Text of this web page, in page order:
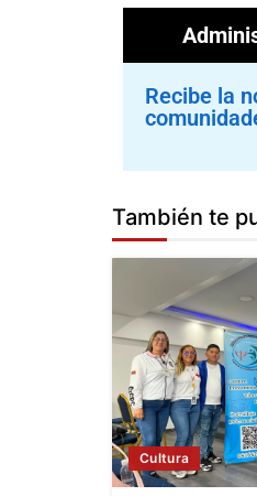
Recibe la
También te
Cultura